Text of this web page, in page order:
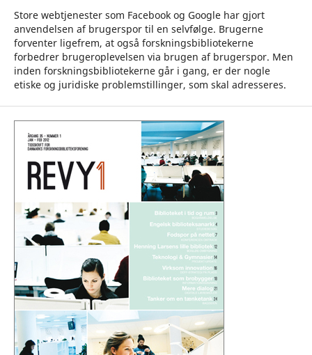
Store webtjenester som Facebook og Google har gjort
anvendelsen af brugerspor til en selvfølge. Brugerne
forventer ligefrem, at også forskningsbibliotekerne
forbedrer brugeroplevelsen via brugen af brugerspor. Men
inden forskningsbibliotekerne går i gang, er der nogle
etiske og juridiske problemstillinger, som skal adresseres.